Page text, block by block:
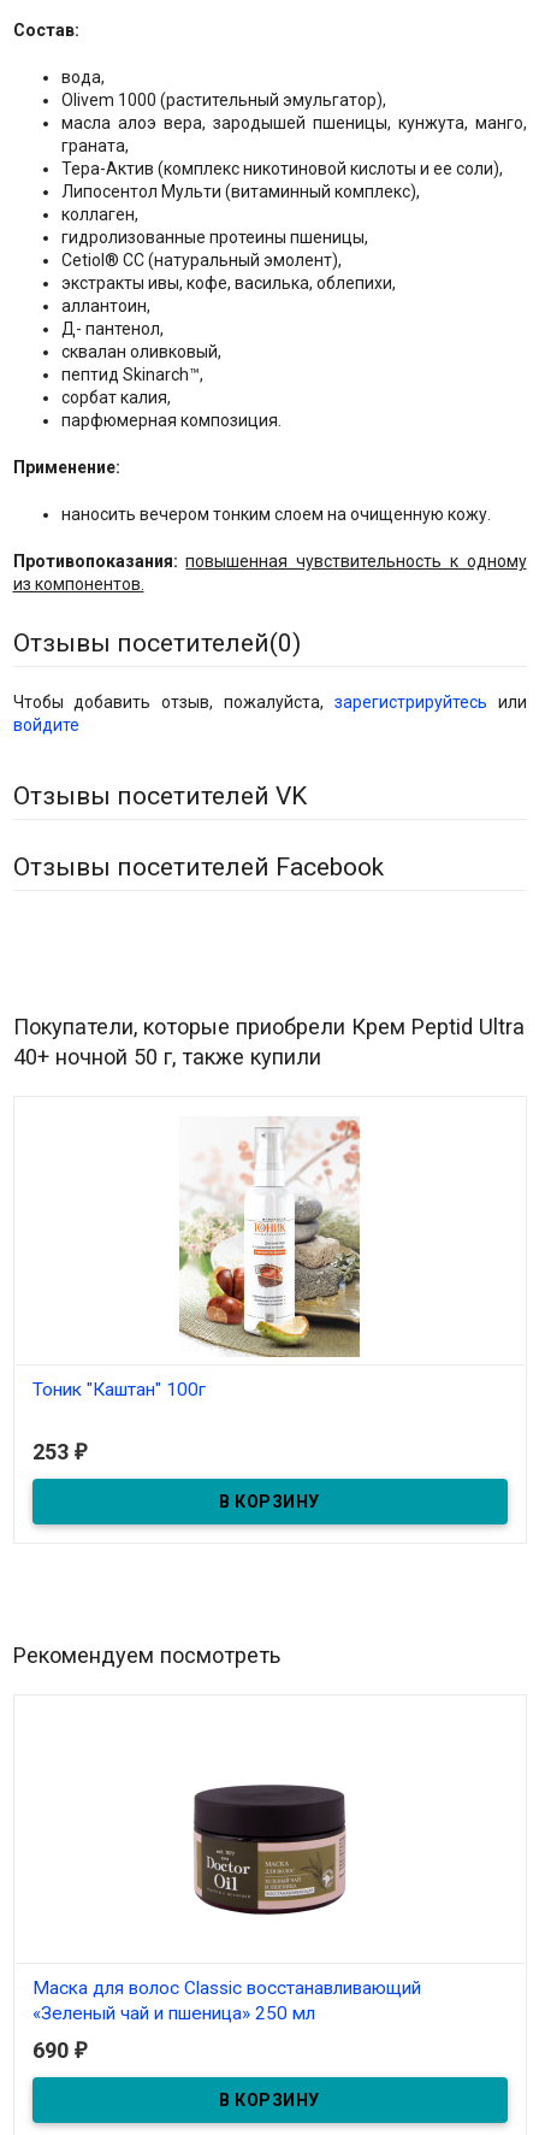
Состав:
вода,
Olivem 1000 (растительный эмульгатор),
масла алоэ вера, зародышей пшеницы, кунжута, манго,
граната,
Тера-Актив (комплекс никотиновой кислоты и ее соли),
Липосентол Мульти (витаминный комплекс),
коллаген,
гидролизованные протеины пшеницы,
Cetiol® CC (натуральный эмолент),
экстракты ивы, кофе, василька, облепихи,
аллантоин,
Д- пантенол,
сквалан оливковый,
пептид Skinarch™,
сорбат калия,
парфюмерная композиция.
Применение:
наносить вечером тонким слоем на очищенную кожу.
Противопоказания:повышенная чувствительность к одному
из компонентов.
Отзывы посетителей(0)
Чтобы добавить отзыв, пожалуйста, зарегистрируйтесь или
войдите
Отзывы посетителей VK
Отзывы посетителей Facebook
Покупатели, которые приобрели Крем Peptid Ultra
40+ ночной 50 г, также купили
Тоник "Каштан" 100г
253 ₽
Рекомендуем посмотреть
Маска для волос Classic восстанавливающий
«Зеленый чай и пшеница» 250 мл
В наличии
690 ₽